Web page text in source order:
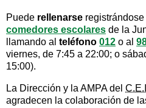
Puede rellenarse
comedores escolares de la
llamando al teléfono 012 o al
viernes, de 7:45 a 22:00; o
15:00).
La Dirección y la AMPA del
agradecen la colaboración de